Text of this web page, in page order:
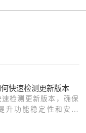
快速检测更新版本
检测更新版本，确保
升功能稳定性和安全